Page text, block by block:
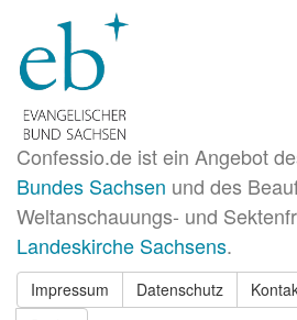
Confessio.de ist ein Angebot
Bundes Sachsen und des
Weltanschauungs- und
Landeskirche Sachsens.
Impressum Datenschutz